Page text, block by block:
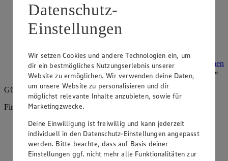
Prospekt 4092230 im Browser
Prospekt Super Sommer Spar-Pass 2026 im Browser Ansehen
Gültig vom10.08.2026bis zum15.08.2026
Firma: Daniel Pesch e.K., Meppener Str. 7, 49740 Haselünne
Angebote der Woche im Prospekt
ansehen
Datenschutz-
Einstellungen
Wir setzen Cookies und andere Technologien ein, um
dir ein bestmögliches Nutzungserlebnis unserer
Website zu ermöglichen. Wir verwenden deine Daten,
um unsere Website zu personalisieren und dir
möglichst relevante Inhalte anzubieten, sowie für
Marketingzwecke.
Deine Einwilligung ist freiwillig und kann jederzeit
individuell in den Datenschutz-Einstellungen angepasst
werden. Bitte beachte, dass auf Basis deiner
Einstellungen ggf. nicht mehr alle Funktionalitäten zur